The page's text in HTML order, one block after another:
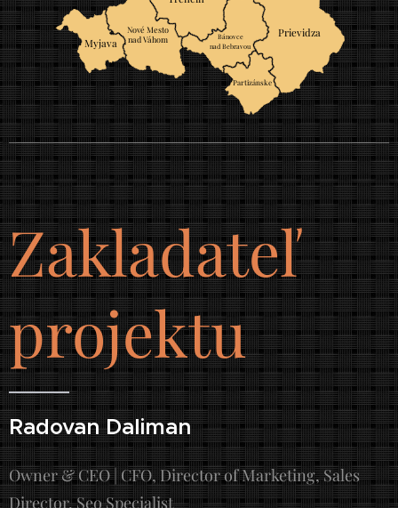
Prievidza
Partizánske
Bánovce
nad Bebravou
Nové Mesto
nad Váhom
Myjava
Zakladateľ
projektu
Radovan Daliman
Owner & CEO | CFO, Director of Marketing, Sales
Director, Seo Specialist